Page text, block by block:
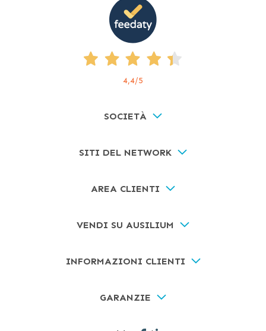
4,4/5
SOCIETÀ
SITI DEL NETWORK
AREA CLIENTI
VENDI SU AUSILIUM
INFORMAZIONI CLIENTI
GARANZIE